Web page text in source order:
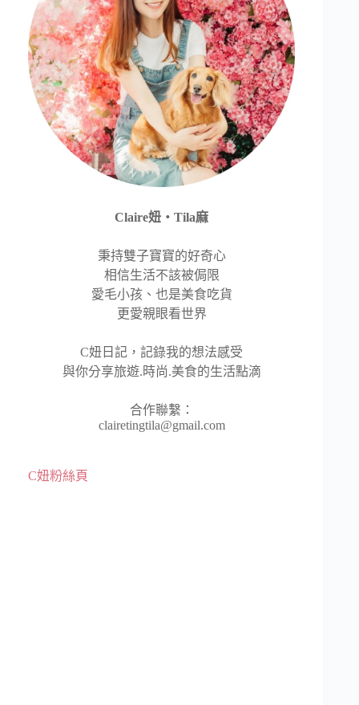
Claire妞‧Tila麻
秉持雙子寶寶的好奇心
相信生活不該被侷限
愛毛小孩、也是美食吃貨
更愛親眼看世界
C妞日記，記錄我的想法感受
與你分享旅遊.時尚.美食的生活點滴
合作聯繫：
clairetingtila@gmail.com
C妞粉絲頁